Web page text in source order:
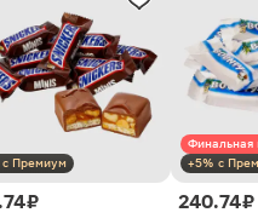
с Премиум
₽
Финальная
+5% с
240.74 ₽